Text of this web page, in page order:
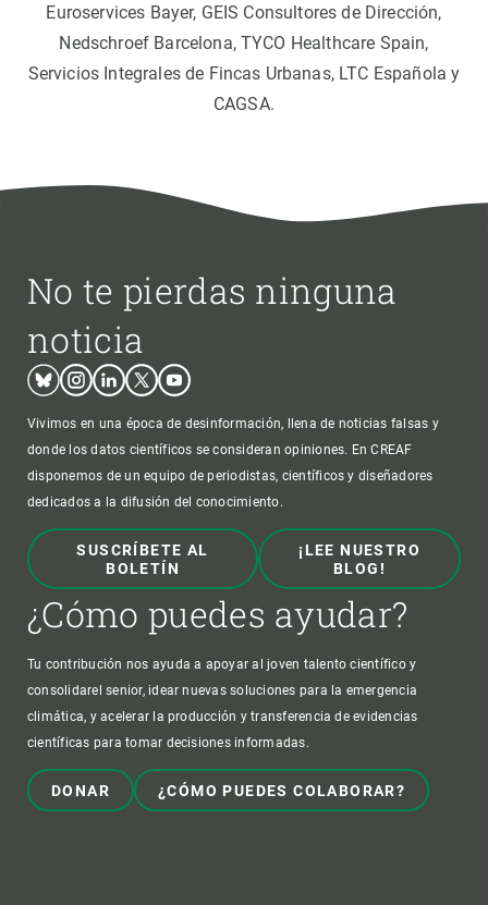
Euroservices Bayer, GEIS Consultores de Dirección,
Nedschroef Barcelona, TYCO Healthcare Spain,
Servicios Integrales de Fincas Urbanas, LTC Española y
CAGSA.
No te pierdas ninguna
noticia
BlueskyInstagram
LinkedinTwitterYoutube
Vivimos en una época de desinformación, llena de noticias falsas y
donde los datos científicos se consideran opiniones. En CREAF
disponemos de un equipo de periodistas, científicos y diseñadores
dedicados a la difusión del conocimiento.
SUSCRÍBETE AL
BOLETÍN
¡LEE NUESTRO
BLOG!
¿Cómo puedes ayudar?
Tu contribución nos ayuda a apoyar al joven talento científico y
consolidarel senior, idear nuevas soluciones para la emergencia
climática, y acelerar la producción y transferencia de evidencias
científicas para tomar decisiones informadas.
DONAR ¿CÓMO PUEDES COLABORAR?